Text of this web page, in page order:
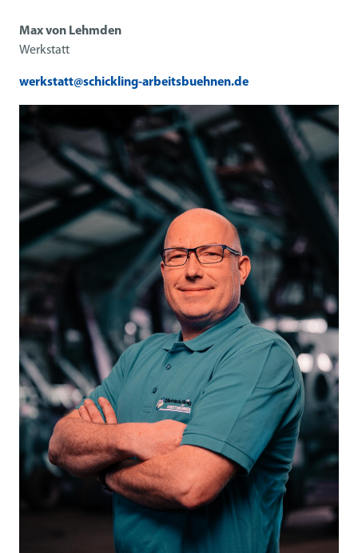
Max von Lehmden
Werkstatt
werkstatt@schickling-arbeitsbuehnen.de